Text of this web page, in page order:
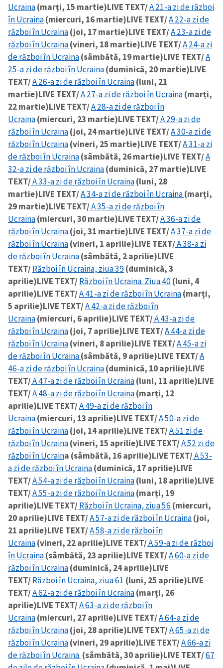
Ucraina(marți, 15 martie)LIVE TEXT/A 21-a zi de război
în Ucraina(miercuri, 16 martie)LIVE TEXT/A 22-a zi de
război în Ucraina(joi, 17 martie)LIVE TEXT/A 23-a zi de
război în Ucraina(vineri, 18 martie)LIVE TEXT/A 24-a zi
de război în Ucraina(sâmbătă, 19 martie)LIVE TEXT/A
25-a zi de război în Ucraina(duminică, 20 martie)LIVE
TEXT/A 26-a zi de război în Ucraina(luni, 21
martie)LIVE TEXT/A 27-a zi de război în Ucraina(marți,
22 martie)LIVE TEXT/A 28-a zi de război în
Ucraina(miercuri, 23 martie)LIVE TEXT/A 29-a zi de
război în Ucraina(joi, 24 martie)LIVE TEXT/A 30-a zi de
război în Ucraina(vineri, 25 martie)LIVE TEXT/A 31-a zi
de război în Ucraina(sâmbătă, 26 martie)LIVE TEXT/A
32-a zi de război în Ucraina(duminică, 27 martie)LIVE
TEXT/A 33-a zi de război în Ucraina(luni, 28
martie)LIVE TEXT/A 34-a zi de război în Ucraina(marți,
29 martie)LIVE TEXT/A 35-a zi de război în
Ucraina(miercuri, 30 martie)LIVE TEXT/A 36-a zi de
război în Ucraina(joi, 31 martie)LIVE TEXT/A 37-a zi de
război în Ucraina(vineri, 1 aprilie)LIVE TEXT/A 38-a zi
de război în Ucraina(sâmbătă, 2 aprilie)LIVE
TEXT/Război în Ucraina, ziua 39(duminică, 3
aprilie)LIVE TEXT/Război în Ucraina. Ziua 40(luni, 4
aprilie)LIVE TEXT/A 41-a zi de război în Ucraina(marți,
5 aprilie)LIVE TEXT/A 42-a zi de război în
Ucraina(miercuri, 6 aprilie)LIVE TEXT/A 43-a zi de
război în Ucraina(joi, 7 aprilie)LIVE TEXT/A 44-a zi de
război în Ucraina(vineri, 8 aprilie)LIVE TEXT/A 45-a zi
de război în Ucraina(sâmbătă, 9 aprilie)LIVE TEXT/A
46-a zi de război în Ucraina(duminică, 10 aprilie)LIVE
TEXT/A 47-a zi de război în Ucraina(luni, 11 aprilie)LIVE
TEXT/A 48-a zi de război în Ucraina(marți, 12
aprilie)LIVE TEXT/A 49-a zi de război în
Ucraina(miercuri, 13 aprilie)LIVE TEXT/A 50-a zi de
război în Ucraina(joi, 14 aprilie)LIVE TEXT/A 51 zi de
război în Ucraina(vineri, 15 aprilie)LIVE TEXT/A 52 zi de
război în Ucraina (sâmbătă, 16 aprilie)LIVE TEXT/A 53-
a zi de război în Ucraina(duminică, 17 aprilie)LIVE
TEXT/A 54-a zi de război în Ucraina(luni, 18 aprilie)LIVE
TEXT/A 55-a zi de război în Ucraina(marți, 19
aprilie)LIVE TEXT/Război în Ucraina, ziua 56 (miercuri,
20 aprilie)LIVE TEXT/A 57-a zi de război în Ucraina(joi,
21 aprilie)LIVE TEXT/A 58-a zi de război în
Ucraina(vineri, 22 aprilie)LIVE TEXT/A 59-a zi de război
în Ucraina(sâmbătă, 23 aprilie)LIVE TEXT/A 60-a zi de
război în Ucraina(duminică, 24 aprilie)LIVE
TEXT/Război în Ucraina, ziua 61 (luni, 25 aprilie)LIVE
TEXT/A 62-a zi de război în Ucraina(marți, 26
aprilie)LIVE TEXT/A 63-a zi de război în
Ucraina(miercuri, 27 aprilie)LIVE TEXT/A 64-a zi de
război în Ucraina(joi, 28 aprilie)LIVE TEXT/A 65-a zi de
război în Ucraina(vineri, 29 aprilie)LIVE TEXT/A 66-a zi
de război în Ucraina (sâmbătă, 30 aprilie)LIVE TEXT/67